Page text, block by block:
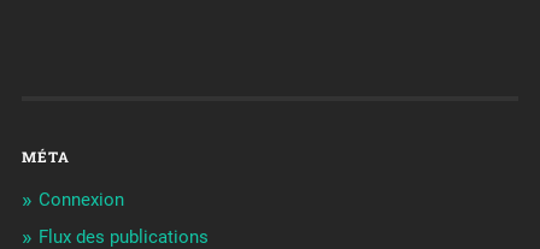
MÉTA
Connexion
Flux des publications